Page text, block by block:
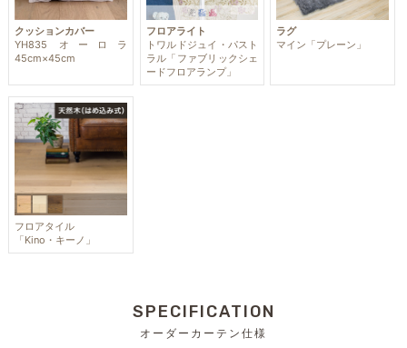
クッションカバー
YH835 オーロラ
45cm×45cm
フロアライト
トワルドジュイ・パスト
ラル「ファブリックシェ
ードフロアランプ」
ラグ
マイン「プレーン」
フロアタイル
「Kino・キーノ」
SPECIFICATION
オーダーカーテン仕様